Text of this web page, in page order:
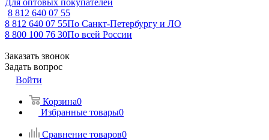
Для оптовых покупателей
8 812 640 07 55
8 812 640 07 55По Санкт-Петербургу и ЛО
8 800 100 76 30По всей России
Заказать звонок
Задать вопрос
Войти
Корзина0
Избранные товары0
Сравнение товаров0